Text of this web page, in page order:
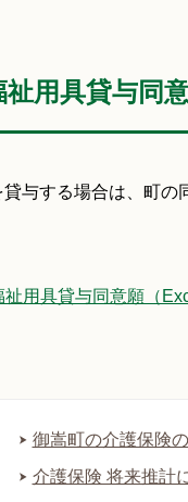
用具貸与同
与する場合は、町
用具貸与同意願（
御嵩町の介護保険
介護保険 将来推計